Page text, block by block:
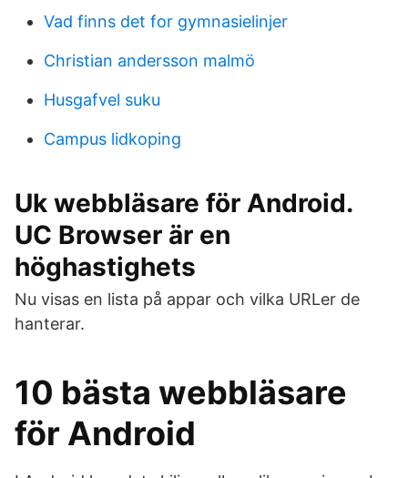
Vad finns det for gymnasielinjer
Christian andersson malmö
Husgafvel suku
Campus lidkoping
Uk webbläsare för Android.
UC Browser är en
höghastighets
Nu visas en lista på appar och vilka URLer de
hanterar.
10 bästa webbläsare
för Android